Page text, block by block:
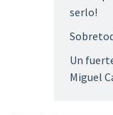
serlo!
Un
Miguel